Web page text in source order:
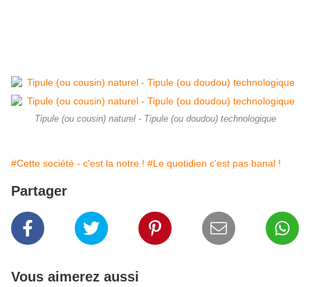
Tipule (ou cousin) naturel - Tipule (ou doudou) technologique
#Cette société - c'est la notre ! #Le quotidien c'est pas banal !
Partager
Vous aimerez aussi